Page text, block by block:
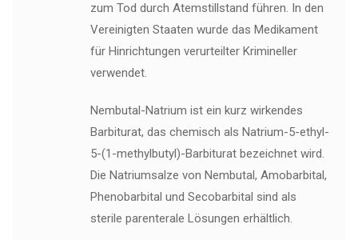
zum Tod durch Atemstillstand führen. In den
Vereinigten Staaten wurde das Medikament
für Hinrichtungen verurteilter Krimineller
verwendet.
Nembutal-Natrium ist ein kurz wirkendes
Barbiturat, das chemisch als Natrium-5-ethyl-
5-(1-methylbutyl)-Barbiturat bezeichnet wird.
Die Natriumsalze von Nembutal, Amobarbital,
Phenobarbital und Secobarbital sind als
sterile parenterale Lösungen erhältlich.